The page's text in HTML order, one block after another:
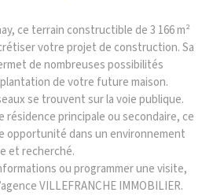
ce terrain constructible de 3 166 m²
votre projet de construction. Sa
de nombreuses possibilités
de votre future maison.
se trouvent sur la voie publique.
résidence principale ou secondaire, ce
opportunité dans un environnement
et recherché.
ou programmer une visite,
VILLEFRANCHE IMMOBILIER.